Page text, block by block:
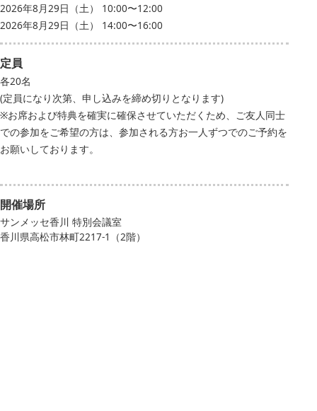
2026年8月29日（土） 10:00〜12:00
2026年8月29日（土） 14:00〜16:00
定員
各20名
(定員になり次第、申し込みを締め切りとなります)
※お席および特典を確実に確保させていただくため、ご友人同士
での参加をご希望の方は、参加される方お一人ずつでのご予約を
お願いしております。
開催場所
サンメッセ香川 特別会議室
香川県高松市林町2217-1（2階）